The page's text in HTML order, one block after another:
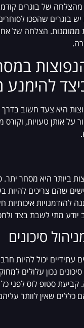
מהצלחה של בוגרים
בוגרים שהפכו
ממומנות. הצלחה של
להימנע
היא צעד חשוב
על אותן טעויות, וקורס
ביותר היא מסחר יתר.
שהם צריכים להיות
להזדמנויות איכותיות
יודע מתי לשבת בצד
סיכונים
עתידיים יכול להיות
נכון עלולים
סטופ לוס לפני
כללים שאין לוותר